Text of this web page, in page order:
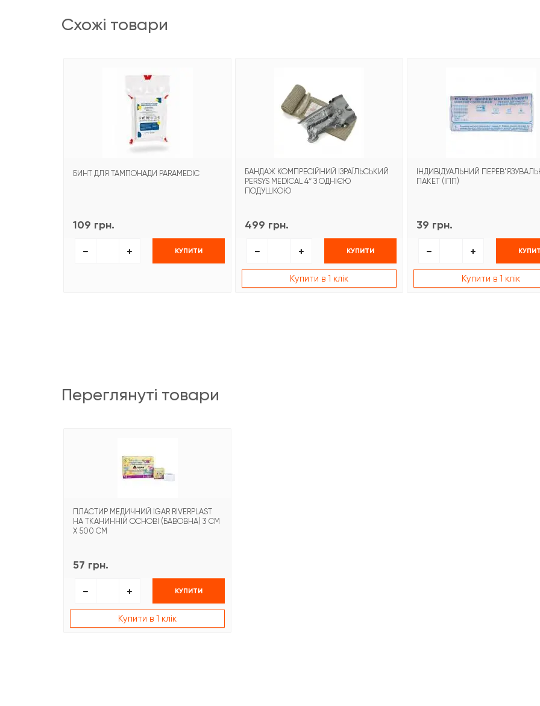
схожі товари
БИНТ ДЛЯ ТАМПОНАДИ PARAMEDIC
109 грн.
КУПИТИ
БАНДАЖ КОМПРЕСІЙНИЙ ІЗРАЇЛЬСЬКИЙ
PERSYS MEDICAL 4″ З ОДНІЄЮ
ПОДУШКОЮ
499 грн.
КУПИТИ
Купити в 1 клік
ІНДИВІДУАЛЬНИЙ
ПАКЕТ (ІПП)
39 грн.
Купити в 1 клік
переглянуті товари
ПЛАСТИР МЕДИЧНИЙ IGAR RIVERPLAST
НА ТКАНИННІЙ ОСНОВІ (БАВОВНА) 3 СМ
Х 500 СМ
57 грн.
КУПИТИ
Купити в 1 клік